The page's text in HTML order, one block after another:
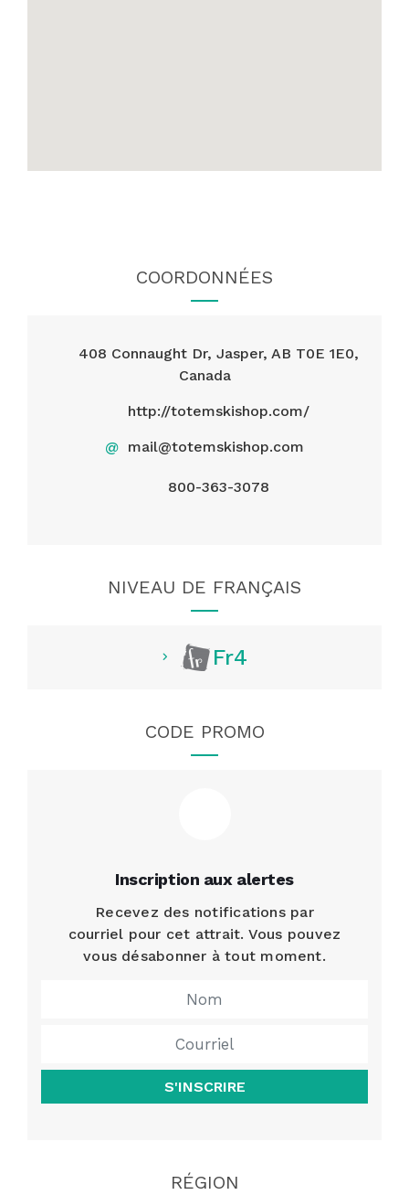
COORDONNÉES
408 Connaught Dr, Jasper, AB T0E 1E0,
Canada
http://totemskishop.com/
@ mail@totemskishop.com
800-363-3078
NIVEAU DE FRANÇAIS
Fr4
CODE PROMO
Inscription aux alertes
Recevez des notifications par
courriel pour cet attrait. Vous pouvez
vous désabonner à tout moment.
S'INSCRIRE
RÉGION